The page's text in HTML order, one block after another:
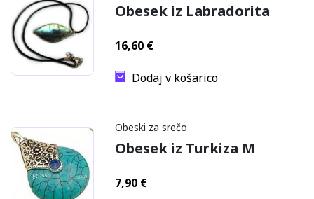
Obesek iz Labradorita
16,60 €
Dodaj v košarico
Obeski za srečo
Obesek iz Turkiza M
7,90 €